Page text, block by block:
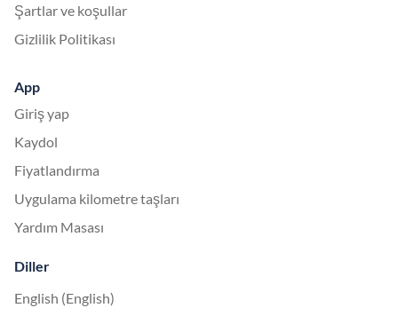
Şartlar ve koşullar
Gizlilik Politikası
App
Giriş yap
Kaydol
Fiyatlandırma
Uygulama kilometre taşları
Yardım Masası
Diller
English (English)